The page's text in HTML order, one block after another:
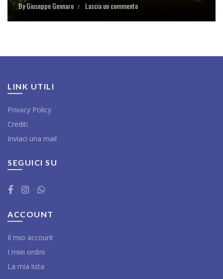
ByGiuseppe Gennaro Lascia un commento
LINK UTILI
Privacy Policy
Crediti
Inviaci una mail
SEGUICI SU
ACCOUNT
Il mio account
I miei ordini
La mia lista